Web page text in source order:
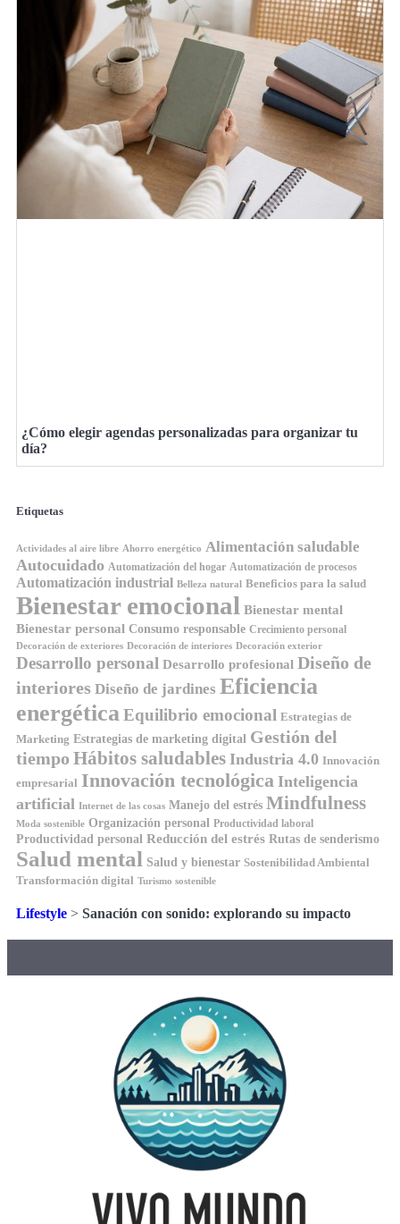
¿Cómo elegir agendas personalizadas para organizar tu
día?
Etiquetas
Actividades al aire libre Ahorro energético Alimentación saludable
Autocuidado Automatización del hogar Automatización de procesos
Automatización industrial Belleza natural Beneficios para la salud
Bienestar emocional Bienestar mental
Bienestar personal Consumo responsable Crecimiento personal
Decoración de exteriores Decoración de interiores Decoración exterior
Desarrollo personal Desarrollo profesional Diseño de
interiores Diseño de jardines Eficiencia
energéticaEquilibrio emocional Estrategias de
Marketing Estrategias de marketing digital Gestión del
tiempo Hábitos saludables Industria 4.0 Innovación
empresarial Innovación tecnológica Inteligencia
artificial Internet de las cosas Manejo del estrés Mindfulness
Moda sostenible Organización personal Productividad laboral
Productividad personal Reducción del estrés Rutas de senderismo
Salud mental Salud y bienestar Sostenibilidad Ambiental
Transformación digital Turismo sostenible
Lifestyle > Sanación con sonido: explorando su impacto